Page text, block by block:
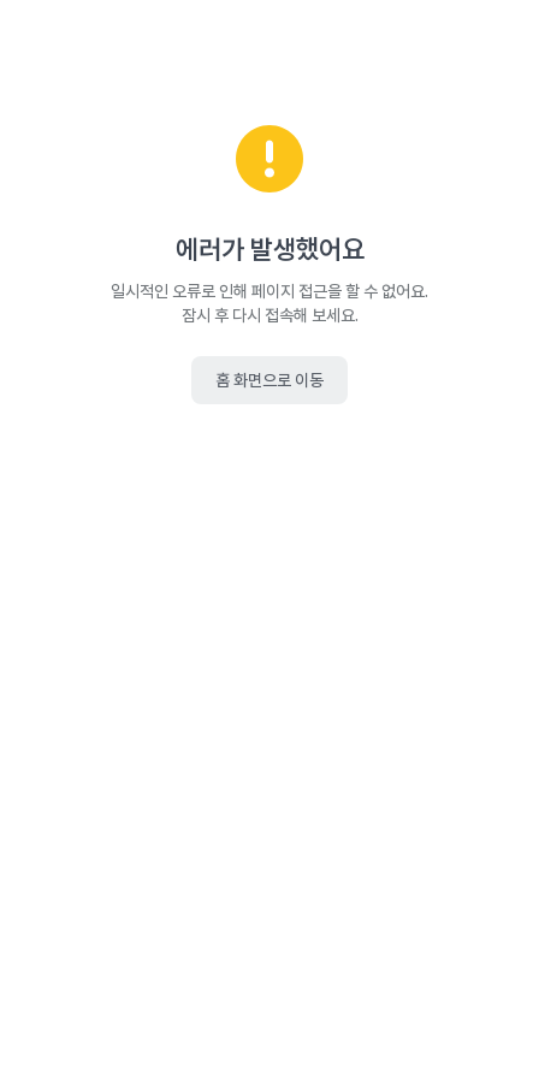
에러가 발생했어요
일시적인 오류로 인해 페이지 접근을 할 수 없어요.
잠시 후 다시 접속해 보세요.
홈 화면으로 이동